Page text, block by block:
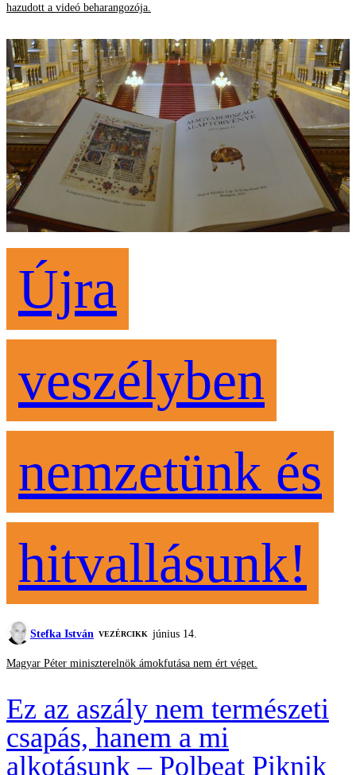
hazudott a videó beharangozója.
Újra
veszélyben
nemzetünk és
hitvallásunk!
Stefka István VEZÉRCIKK június 14.
Magyar Péter miniszterelnök ámokfutása nem ért véget.
Ez az aszály nem természeti
csapás, hanem a mi
alkotásunk – Polbeat Piknik